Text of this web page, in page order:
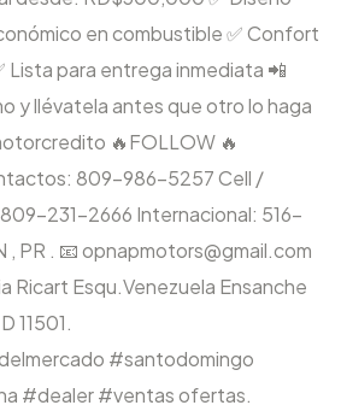
en combustible ✅ Confort
Lista para entrega inmediata 📲
y llévatela antes que otro lo haga
🔥FOLLOW 🔥
809-986-5257 Cell /
231-2666 Internacional: 516-
, PR . 📧 opnapmotors@gmail.com
Ricart Esqu.Venezuela Ensanche
11501.
#santodomingo
#dealer #ventas ofertas.